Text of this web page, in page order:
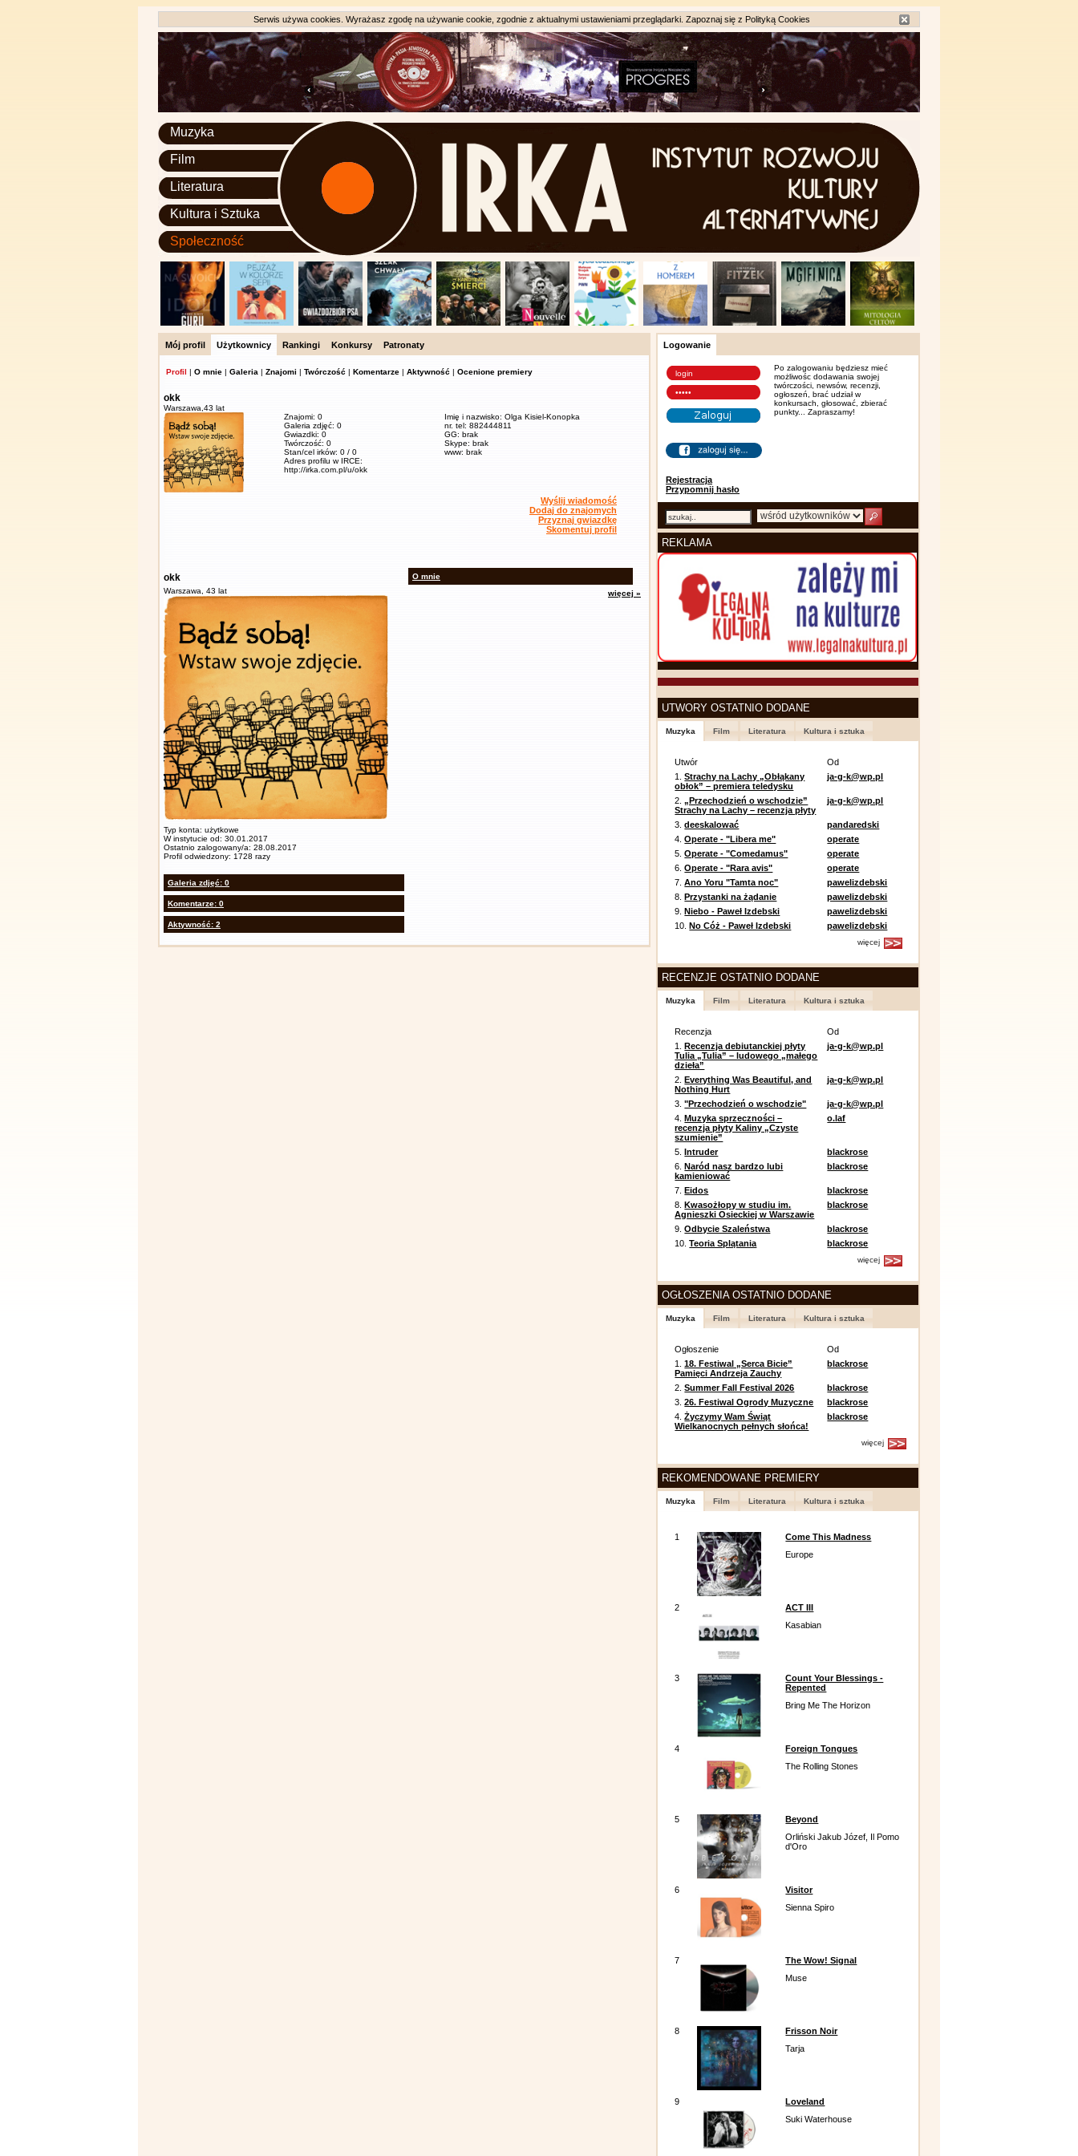
Serwis używa cookies. Wyrażasz zgodę na używanie cookie, zgodnie z aktualnymi ustawieniami przeglądarki. Zapoznaj się z Polityką Cookies
Muzyka
Film
Literatura
Kultura i Sztuka
Społeczność
Mój profil Użytkownicy Rankingi Konkursy Patronaty
Profil | O mnie | Galeria | Znajomi | Twórczość | Komentarze | Aktywność | Ocenione premiery
okk
Warszawa, 43 lat
Znajomi: 0
Galeria zdjęć: 0
Gwiazdki: 0
Twórczość: 0
Stan/cel irków: 0 / 0
Adres profilu w IRCE:
http://irka.com.pl/u/okk
Imię i nazwisko: Olga Kisiel-Konopka
nr. tel: 882444811
GG: brak
Skype: brak
www: brak
Wyślij wiadomość
Dodaj do znajomych
Przyznaj gwiazdkę
Skomentuj profil
okk
Warszawa, 43 lat
Typ konta: użytkowe
W instytucie od: 30.01.2017
Ostatnio zalogowany/a: 28.08.2017
Profil odwiedzony: 1728 razy
Galeria zdjęć: 0
Komentarze: 0
Aktywność: 2
O mnie
więcej »
Logowanie
Rejestracja
Przypomnij hasło
Po zalogowaniu będziesz mieć
możliwośc dodawania swojej
twórczości, newsów, recenzji,
ogłoszeń, brać udział w
konkursach, głosować, zbierać
punkty... Zapraszamy!
REKLAMA
UTWORY OSTATNIO DODANE
Muzyka Film Literatura Kultura i sztuka
Utwór
Od
1.Strachy na Lachy „Obłąkany
obłok” – premiera teledysku
ja-g-k@wp.pl
2.„Przechodzień o wschodzie”
Strachy na Lachy – recenzja płyty
ja-g-k@wp.pl
3.deeskalować
pandaredski
4.Operate - "Libera me"
operate
5.Operate - "Comedamus"
operate
6.Operate - "Rara avis"
operate
7.Ano Yoru "Tamta noc"
pawelizdebski
8.Przystanki na żądanie
pawelizdebski
9.Niebo - Paweł Izdebski
pawelizdebski
10.No Cóż - Paweł Izdebski pawelizdebski
więcej
RECENZJE OSTATNIO DODANE
Muzyka Film Literatura Kultura i sztuka
Recenzja
Od
1.Recenzja debiutanckiej płyty
Tulia „Tulia” – ludowego „małego
dzieła”
ja-g-k@wp.pl
2.Everything Was Beautiful, and
Nothing Hurt
ja-g-k@wp.pl
3."Przechodzień o wschodzie"
ja-g-k@wp.pl
4.Muzyka sprzeczności –
recenzja płyty Kaliny „Czyste
szumienie”
o.laf
5.Intruder
blackrose
6.Naród nasz bardzo lubi
kamieniować
blackrose
7.Eidos
blackrose
8.Kwasożłopy w studiu im.
Agnieszki Osieckiej w Warszawie
blackrose
9.Odbycie Szaleństwa
blackrose
10.Teoria Splątania blackrose
więcej
OGŁOSZENIA OSTATNIO DODANE
Muzyka Film Literatura Kultura i sztuka
Ogłoszenie
Od
1.18. Festiwal „Serca Bicie”
Pamięci Andrzeja Zauchy
blackrose
2.Summer Fall Festival 2026
blackrose
3.26. Festiwal Ogrody Muzyczne
blackrose
4.Życzymy Wam Świąt
Wielkanocnych pełnych słońca!
blackrose
więcej
REKOMENDOWANE PREMIERY
Muzyka Film Literatura Kultura i sztuka
1
Come This Madness
Europe
2
ACT III
Kasabian
3
Count Your Blessings -
Repented
Bring Me The Horizon
4
Foreign Tongues
The Rolling Stones
5
Beyond
Orliński Jakub Józef, Il Pomo
d'Oro
6
Visitor
Sienna Spiro
7
The Wow! Signal
Muse
8
Frisson Noir
Tarja
9
Loveland
Suki Waterhouse